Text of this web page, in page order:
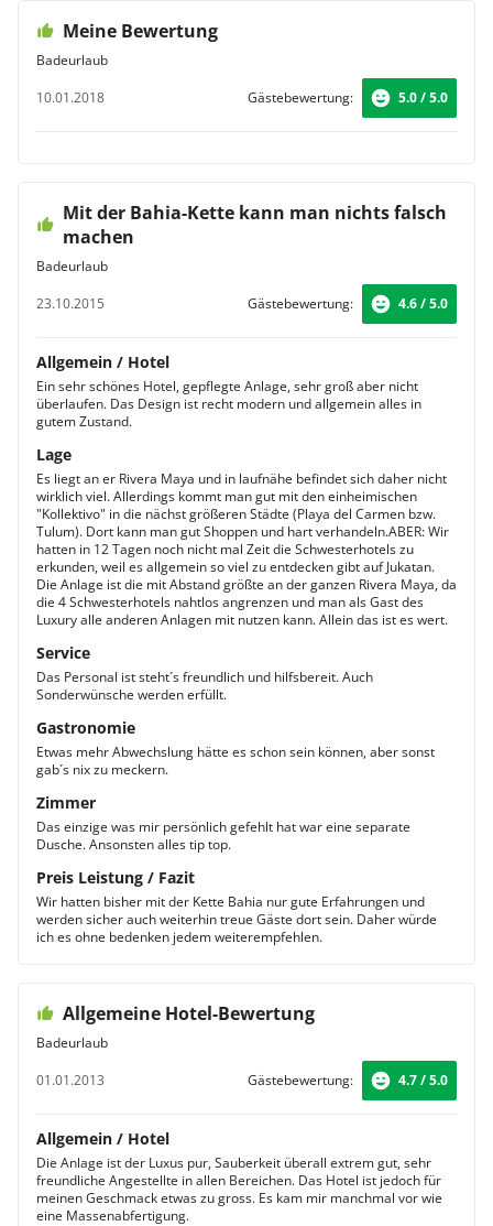
Meine Bewertung
Badeurlaub
10.01.2018
Gästebewertung: 5.0 / 5.0
Mit der Bahia-Kette kann man nichts falsch
machen
Badeurlaub
23.10.2015
Gästebewertung: 4.6 / 5.0
Allgemein / Hotel
Ein sehr schönes Hotel, gepflegte Anlage, sehr groß aber nicht
überlaufen. Das Design ist recht modern und allgemein alles in
gutem Zustand.
Lage
Es liegt an er Rivera Maya und in laufnähe befindet sich daher nicht
wirklich viel. Allerdings kommt man gut mit den einheimischen
"Kollektivo" in die nächst größeren Städte (Playa del Carmen bzw.
Tulum). Dort kann man gut Shoppen und hart verhandeln.ABER: Wir
hatten in 12 Tagen noch nicht mal Zeit die Schwesterhotels zu
erkunden, weil es allgemein so viel zu entdecken gibt auf Jukatan.
Die Anlage ist die mit Abstand größte an der ganzen Rivera Maya, da
die 4 Schwesterhotels nahtlos angrenzen und man als Gast des
Luxury alle anderen Anlagen mit nutzen kann. Allein das ist es wert.
Service
Das Personal ist steht´s freundlich und hilfsbereit. Auch
Sonderwünsche werden erfüllt.
Gastronomie
Etwas mehr Abwechslung hätte es schon sein können, aber sonst
gab´s nix zu meckern.
Zimmer
Das einzige was mir persönlich gefehlt hat war eine separate
Dusche. Ansonsten alles tip top.
Preis Leistung / Fazit
Wir hatten bisher mit der Kette Bahia nur gute Erfahrungen und
werden sicher auch weiterhin treue Gäste dort sein. Daher würde
ich es ohne bedenken jedem weiterempfehlen.
Allgemeine Hotel-Bewertung
Badeurlaub
01.01.2013
Gästebewertung: 4.7 / 5.0
Allgemein / Hotel
Die Anlage ist der Luxus pur, Sauberkeit überall extrem gut, sehr
freundliche Angestellte in allen Bereichen. Das Hotel ist jedoch für
meinen Geschmack etwas zu gross. Es kam mir manchmal vor wie
eine Massenabfertigung.